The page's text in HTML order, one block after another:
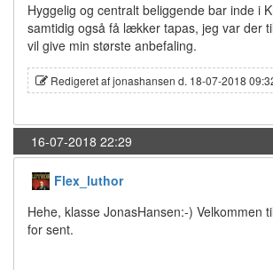
Hyggelig og centralt beliggende bar inde i
samtidig også få lækker tapas, jeg var der
vil give min største anbefaling.
Redigeret af jonashansen d. 18-07-2018
16-07-2018 22:29
Flex_luthor
Hehe, klasse JonasHansen:-) Velkommen
for sent.